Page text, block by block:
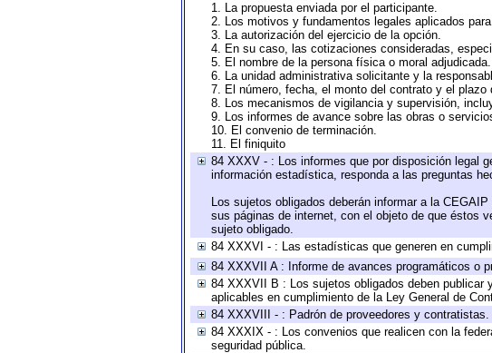
1. La propuesta enviada por el participante.
2. Los motivos y fundamentos legales aplicados
3. La autorización del ejercicio de la opción.
4. En su caso, las cotizaciones consideradas,
5. El nombre de la persona física o moral adjudicada.
6. La unidad administrativa solicitante y la
7. El número, fecha, el monto del contrato y el
8. Los mecanismos de vigilancia y supervisión,
9. Los informes de avance sobre las obras o
10. El convenio de terminación.
11. El finiquito
84 XXXV - : Los informes que por disposición legal
información estadística, responda a las preguntas
Los sujetos obligados deberán informar a la
sus páginas de internet, con el objeto de que éstos
sujeto obligado.
84 XXXVI - : Las estadísticas que generen en
84 XXXVII A : Informe de avances programáticos o
84 XXXVII B : Los sujetos obligados deben
aplicables en cumplimiento de la Ley General de
84 XXXVIII - : Padrón de proveedores y contratistas.
84 XXXIX - : Los convenios que realicen con la
seguridad pública.